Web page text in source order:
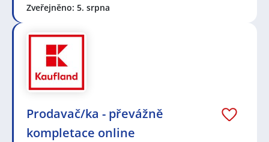
Zveřejněno: 5. srpna
Prodavač/ka - převážně
kompletace online